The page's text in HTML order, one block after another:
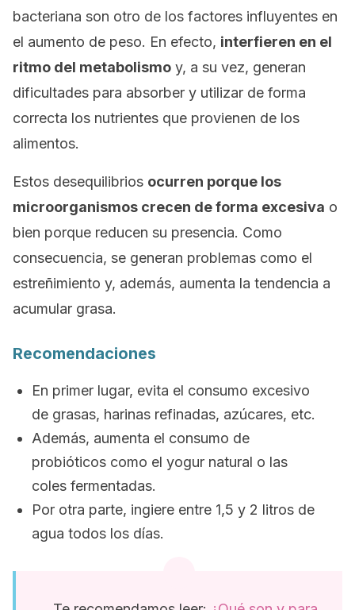
bacteriana son otro de los factores influyentes en
el aumento de peso. En efecto, interfieren en el
ritmo del metabolismo y, a su vez, generan
dificultades para absorber y utilizar de forma
correcta los nutrientes que provienen de los
alimentos.
Estos desequilibrios ocurren porque los
microorganismos crecen de forma excesiva o
bien porque reducen su presencia. Como
consecuencia, se generan problemas como el
estreñimiento y, además, aumenta la tendencia a
acumular grasa.
Recomendaciones
En primer lugar, evita el consumo excesivo
de grasas, harinas refinadas, azúcares, etc.
Además, aumenta el consumo de
probióticos como el yogur natural o las
coles fermentadas.
Por otra parte, ingiere entre 1,5 y 2 litros de
agua todos los días.